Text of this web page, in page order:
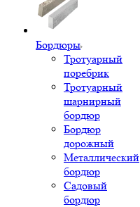
Бордюры
Тротуарный
поребрик
Тротуарный
шарнирный
бордюр
Бордюр
дорожный
Металлический
бордюр
Садовый
бордюр